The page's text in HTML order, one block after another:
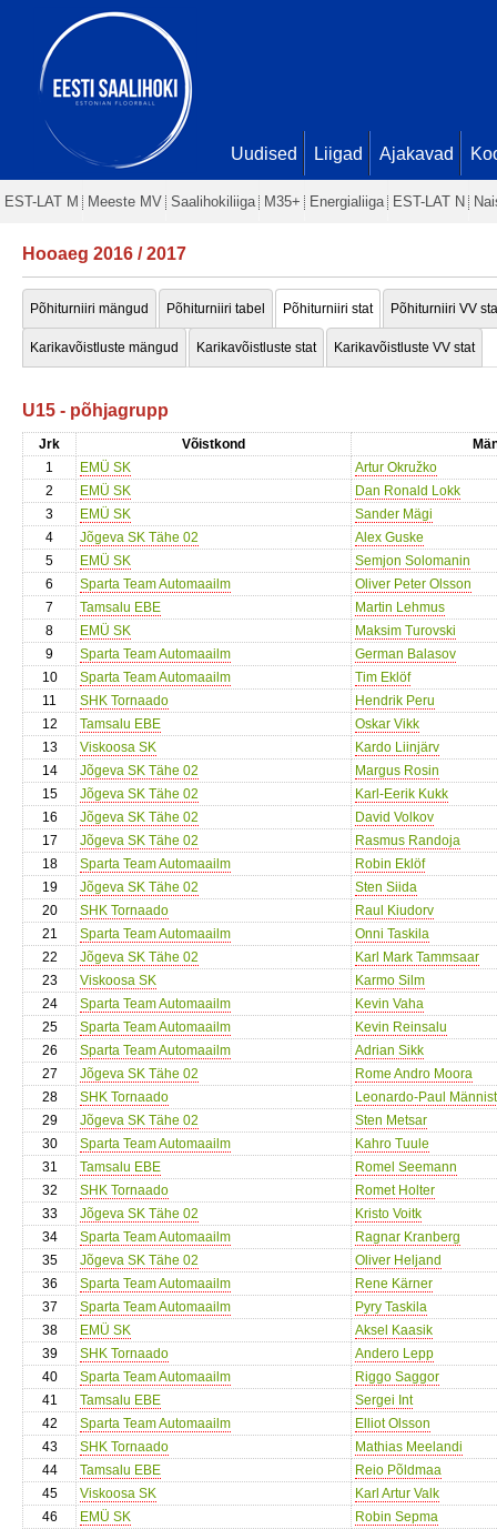
Uudised Liigad Ajakavad
EST-LAT M Meeste MV Saalihokiliiga M35+ Energialiiga EST-LAT N
Hooaeg 2016 / 2017
Põhiturniiri mängud Põhiturniiri tabel Põhiturniiri stat Põhiturniiri VV
Karikavõistluste mängud Karikavõistluste stat Karikavõistluste VV stat
U15 - põhjagrupp
Jrk Võistkond
1
EMÜ SK
Artur Okružko
2
EMÜ SK
Dan Ronald Lokk
3
EMÜ SK
Sander Mägi
4
Jõgeva SK Tähe 02
Alex Guske
5
EMÜ SK
Semjon Solomanin
6
Sparta Team Automaailm
Oliver Peter Olsson
7
Tamsalu EBE
Martin Lehmus
8
EMÜ SK
Maksim Turovski
9
Sparta Team Automaailm
German Balasov
10
Sparta Team Automaailm
Tim Eklöf
11
SHK Tornaado
Hendrik Peru
12
Tamsalu EBE
Oskar Vikk
13
Viskoosa SK
Kardo Liinjärv
14
Jõgeva SK Tähe 02
Margus Rosin
15
Jõgeva SK Tähe 02
Karl-Eerik Kukk
16
Jõgeva SK Tähe 02
David Volkov
17
Jõgeva SK Tähe 02
Rasmus Randoja
18
Sparta Team Automaailm
Robin Eklöf
19
Jõgeva SK Tähe 02
Sten Siida
20
SHK Tornaado
Raul Kiudorv
21
Sparta Team Automaailm
Onni Taskila
22
Jõgeva SK Tähe 02
Karl Mark Tammsaar
23
Viskoosa SK
Karmo Silm
24
Sparta Team Automaailm
Kevin Vaha
25
Sparta Team Automaailm
Kevin Reinsalu
26
Sparta Team Automaailm
Adrian Sikk
27
Jõgeva SK Tähe 02
Rome Andro Moora
28
SHK Tornaado
Leonardo-Paul
29
Jõgeva SK Tähe 02
Sten Metsar
30
Sparta Team Automaailm
Kahro Tuule
31
Tamsalu EBE
Romel Seemann
32
SHK Tornaado
Romet Holter
33
Jõgeva SK Tähe 02
Kristo Voitk
34
Sparta Team Automaailm
Ragnar Kranberg
35
Jõgeva SK Tähe 02
Oliver Heljand
36
Sparta Team Automaailm
Rene Kärner
37
Sparta Team Automaailm
Pyry Taskila
38
EMÜ SK
Aksel Kaasik
39
SHK Tornaado
Andero Lepp
40
Sparta Team Automaailm
Riggo Saggor
41
Tamsalu EBE
Sergei Int
42
Sparta Team Automaailm
Elliot Olsson
43
SHK Tornaado
Mathias Meelandi
44
Tamsalu EBE
Reio Põldmaa
45
Viskoosa SK
Karl Artur Valk
46
EMÜ SK
Robin Sepma